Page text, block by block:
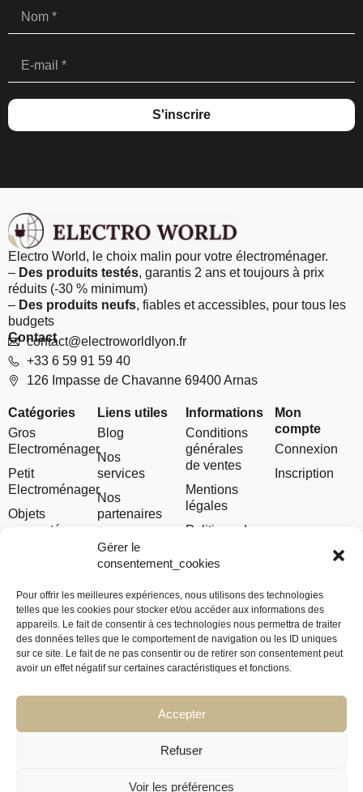
Gérer le
consentement_cookies
Pour offrir les meilleures expériences, nous utilisons des technologies
telles que les cookies pour stocker et/ou accéder aux informations des
appareils. Le fait de consentir à ces technologies nous permettra de traiter
des données telles que le comportement de navigation ou les ID uniques
sur ce site. Le fait de ne pas consentir ou de retirer son consentement peut
avoir un effet négatif sur certaines caractéristiques et fonctions.
Accepter
Refuser
Voir les préférences
S'inscrire
Electro World, le choix malin pour votre électroménager.
– Des produits testés, garantis 2 ans et toujours à prix
réduits (-30 % minimum)
– Des produits neufs, fiables et accessibles, pour tous les
budgets
Contact
contact@electroworldlyon.fr
+33 6 59 91 59 40
126 Impasse de Chavanne 69400 Arnas
Catégories
Gros
Electroménager
Petit
Electroménager
Objets
connectés
Son
Climatisation
– Chauffage
Autres
Liens utiles
Blog
Nos
services
Nos
partenaires
concept
histoire
Contact
FAQ
Informations
Conditions
générales
de ventes
Mentions
légales
Politique de
Politique de
Mon
compte
Connexion
Inscription